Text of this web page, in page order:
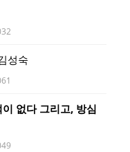
성숙
없다 그리고, 방심